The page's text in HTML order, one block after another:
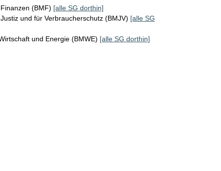
(BMF) [alle SG dorthin]
und für Verbraucherschutz (BMJV) [alle SG
und Energie (BMWE) [alle SG dorthin]